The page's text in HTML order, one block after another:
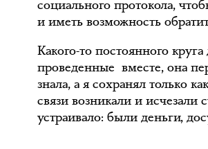
социального протокола,
и иметь возможность
Какого-то постоянного
проведенные вместе, она
знала, а я сохранял только
связи возникали и исчезали
устраивало: были деньги,